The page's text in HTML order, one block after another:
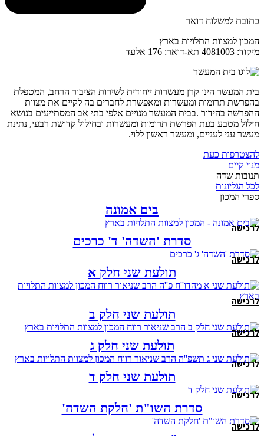
כתובת למשלוח דואר
המכון למצוות התלויות בארץ
מיקוד: 4081003 תא-דואר: 176 אלעד
בית המעשר הינו קרן מעשרות ייחודית לשירות הציבור הרחב, המטפלת
בהפרשת תרומות ומעשרות ומאפשרת לחברים בה לקיים את מצוות
ההפרשה בהידור .בבית המעשר מנויים אלפי בתי אב המסתייעים בנושא
חילול מטבע בעת הפרשת תרומות ומעשרות ובחילול קדושת רבעי, נתינת
מעשר עני לעניים, ומעשר ראשון ללוי.
להצטרפות כעת
מנוי קיים
תנובות שדה
לכל הגליונות
ספרי המכון
בים אמונה
לרכישה
סדרת 'השדה' ד' כרכים
לרכישה
תולעת שני חלק א
לרכישה
תולעת שני חלק ב
לרכישה
תולעת שני חלק ג
לרכישה
תולעת שני חלק ד
לרכישה
סדרת השו"ת 'חלקת השדה'
לרכישה